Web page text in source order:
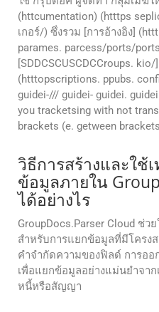
(httcumentation) (htttps
เกอร์/) ซึ่งรวม [การอ้างอิง]
parames. parcess/ports/
[SDDCSCUSCDCCroups.
(htttopscriptions. ppubs.
guidei-/// guidei- guidei.
you tracketsing with not
brackets (e. getween
วิธีการสร้างและใช้
ข้อมูลภายใน
ได้อย่างไร
GroupDocs.Parser Cloud ช่
สำหรับการแยกข้อมูลที่มีโครง
คำจำกัดความของฟิลด์ การออ
เพื่อแยกข้อมูลอย่างแม่นยำจา
หนี้หรือสัญญา